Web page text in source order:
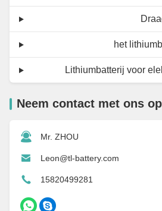
het
Lithiumbatterij voor
Neem contact met ons op
Mr. ZHOU
Leon@tl-battery.com
15820499281